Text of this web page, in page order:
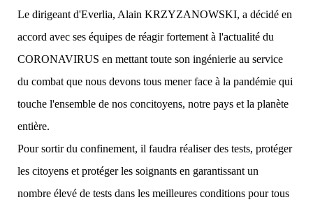
Le dirigeant d'Everlia, Alain KRZYZANOWSKI, a décidé en
accord avec ses équipes de réagir fortement à l'actualité du
CORONAVIRUS en mettant toute son ingénierie au service
du combat que nous devons tous mener face à la pandémie qui
touche l'ensemble de nos concitoyens, notre pays et la planète
entière.
Pour sortir du confinement, il faudra réaliser des tests, protéger
les citoyens et protéger les soignants en garantissant un
nombre élevé de tests dans les meilleures conditions pour tous